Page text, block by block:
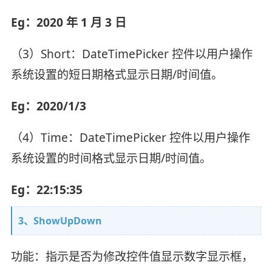
Eg：2020 年 1 月 3 日
（3）Short：DateTimePicker 控件以用户操作
系统设置的短日期格式显示日期/时间值。
Eg：2020/1/3
（4）Time：DateTimePicker 控件以用户操作
系统设置的时间格式显示日期/时间值。
Eg：22:15:35
3、ShowUpDown
功能：指示是否为修改控件值显示数字显示框，